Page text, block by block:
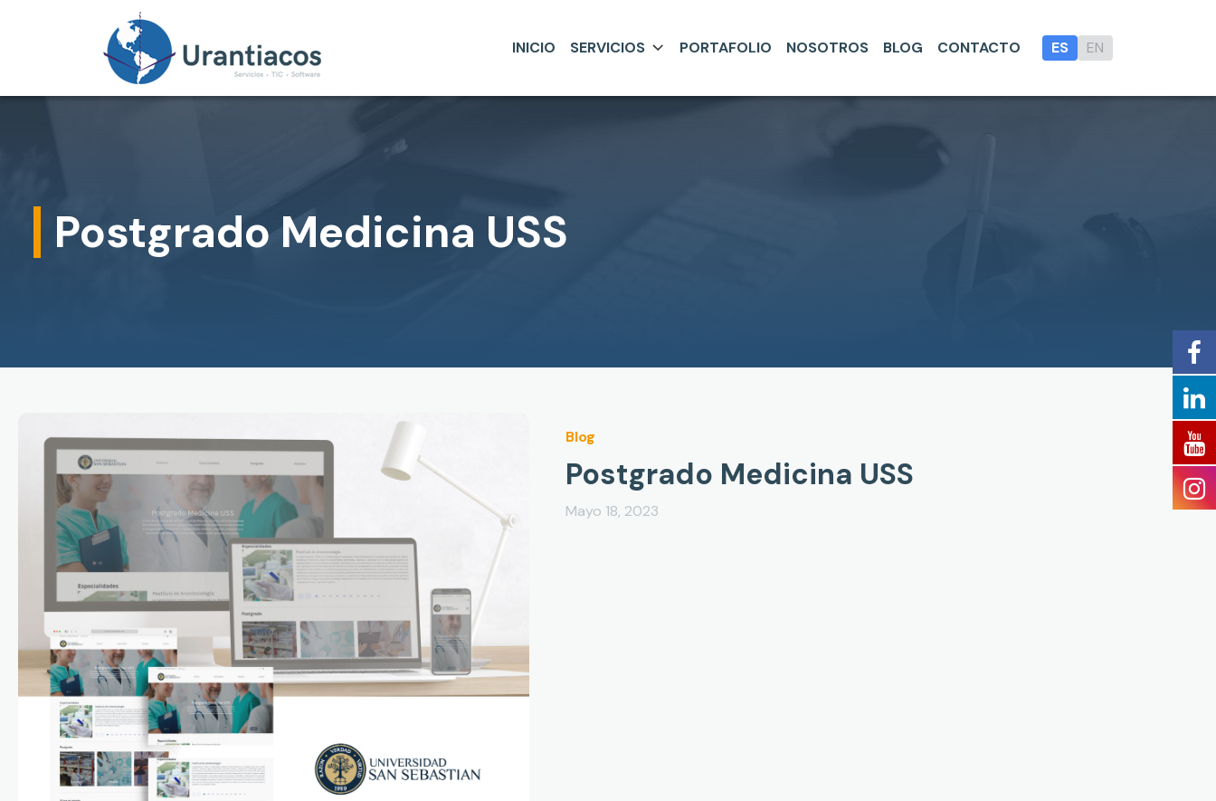
INICIO
SERVICIOS PORTAFOLIO NOSOTROS BLOG CONTACTO ES EN
Postgrado Medicina USS
Blog
Postgrado Medicina USS
Mayo 18, 2023